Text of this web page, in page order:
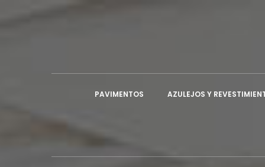
PAVIMENTOS AZULEJOS Y